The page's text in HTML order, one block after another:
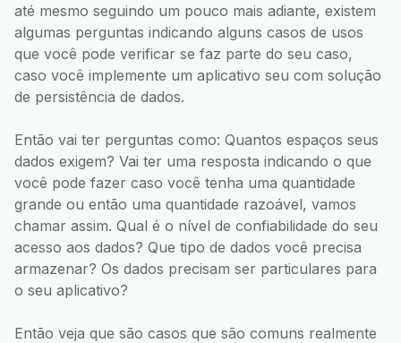
até mesmo seguindo um pouco mais adiante, existem
algumas perguntas indicando alguns casos de usos
que você pode verificar se faz parte do seu caso,
caso você implemente um aplicativo seu com solução
de persistência de dados.
Então vai ter perguntas como: Quantos espaços seus
dados exigem? Vai ter uma resposta indicando o que
você pode fazer caso você tenha uma quantidade
grande ou então uma quantidade razoável, vamos
chamar assim. Qual é o nível de confiabilidade do seu
acesso aos dados? Que tipo de dados você precisa
armazenar? Os dados precisam ser particulares para
o seu aplicativo?
Então veja que são casos que são comuns realmente